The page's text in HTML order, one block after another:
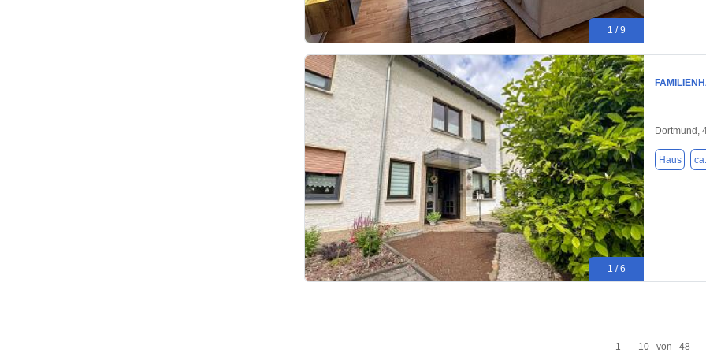
1 / 9
1 / 6
Dortmund,
Haus
1 - 10 von 48